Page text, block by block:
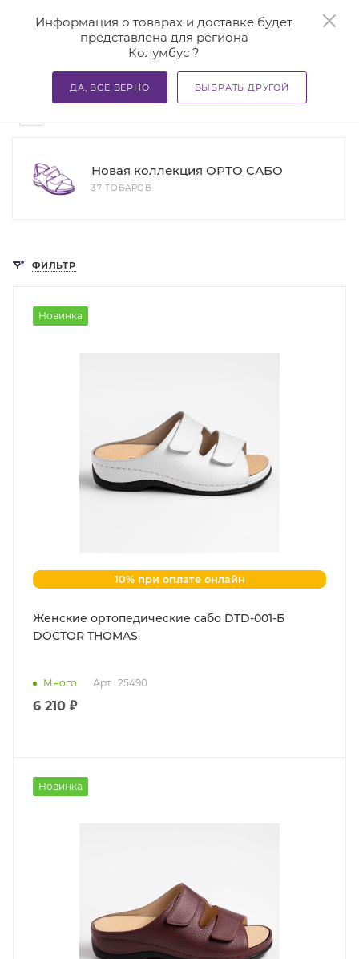
Информация о товарах и доставке будет
представлена для региона
Колумбус ?
ДА, ВСЕ ВЕРНО ВЫБРАТЬ ДРУГОЙ
Главная — Каталог — Ортопедическая обувь — Женская
Ортопедические сабо Doctor Thomas
Новая коллекция ОРТО САБО
37 ТОВАРОВ
ФИЛЬТР
Новинка
10% при оплате онлайн
Женские ортопедические сабо DTD-001-Б
DOCTOR THOMAS
Много Арт.: 25490
6 210 ₽
Новинка